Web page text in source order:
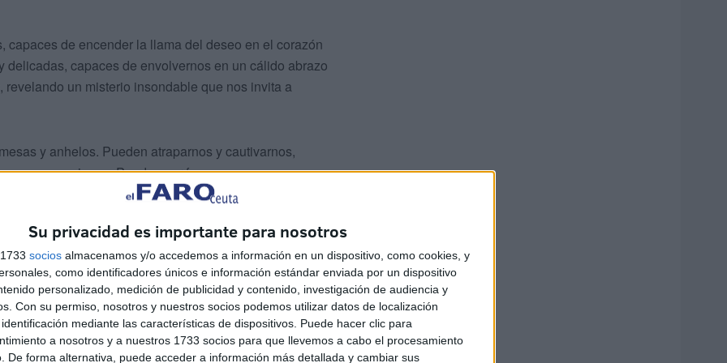
Su privacidad es importante para nosotros
socios almacenamos y/o accedemos a información en un dispositivo, como cookies, y
como identificadores únicos e información estándar enviada por un dispositivo
personalizado, medición de publicidad y contenido, investigación de audiencia y
Con su permiso, nosotros y nuestros socios podemos utilizar datos de localización
mediante las características de dispositivos. Puede hacer clic para
a nosotros y a nuestros 1733 socios para que llevemos a cabo el procesamiento
De forma alternativa, puede acceder a información más detallada y cambiar sus
de encender la llama del deseo en el corazón
capaces de envolvernos en un cálido abrazo
un misterio insondable que nos invita a
y anhelos. Pueden atraparnos y cautivarnos,
y sensaciones. Pueden ser fugaces como un
mundo que nos rodea, de establecer vínculos
más pura y sincera de nuestra humanidad,
la existencia.
gestos, son la ventana al alma y al corazón. Son
nos invita a explorar la inmensidad del universo